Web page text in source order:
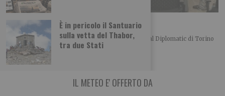
È in pericolo il Santuario
sulla vetta del Thabor,
tra due Stati
L’importanza del centro in politica
Merlo, Nallo e Giachino a confronto Bel convegno al Diplomatic di Torino
organizzato dalla UDC torinese
IL METEO E' OFFERTO DA